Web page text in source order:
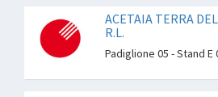
ACETAIA TERRA
R.L.
Padiglione 05 - Stand E